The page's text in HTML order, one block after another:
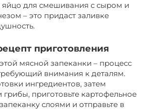
яйцо для смешивания с сыром и
– это придаст заливке
приготовления
мясной запеканки – процесс
внимания к деталям.
ингредиентов, затем
приготовьте картофельное
слоями и отправьте в